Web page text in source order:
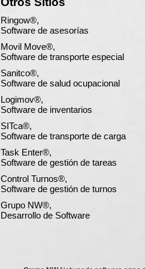
Ringow®,
Software de asesorías
Movil Move®,
Software de transporte especial
Sanitco®,
Software de salud ocupacional
Logimov®,
Software de inventarios
SITca®,
Software de transporte de carga
Task Enter®,
Software de gestión de tareas
Control Turnos®,
Software de gestión de turnos
Grupo NW®,
Desarrollo de Software